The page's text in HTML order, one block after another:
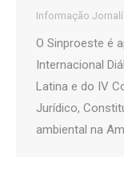
Informação
O Sinproeste é
Internacional
Latina e do IV
Jurídico,
ambiental na